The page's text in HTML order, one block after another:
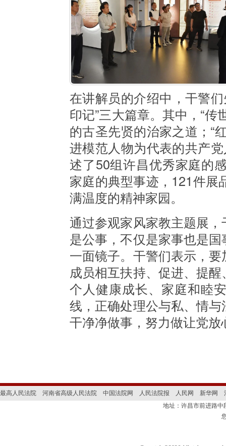
在讲解员的介绍中，干警
印记”三大篇章。其中，“
的古圣先贤的治家之道；“
进模范人物为代表的共产
述了50组许昌优秀家庭的
家庭的典型事迹，121件展
满温度的精神家园。
通过参观家风家教主题展
是公事，不仅是家事也是
一面镜子。干警们表示，
成员相互扶持、促进、提
个人健康成长、家庭和睦
线，正确处理公与私、情
干净净做事，努力做让党
最高人民法院 河南省高级人民法院 中国法院网 人民法院报 人民网 新华网
地址：许昌市前进路